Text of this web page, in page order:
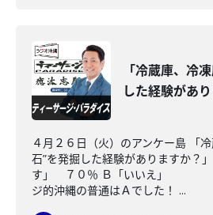
「冷蔵庫、冷
した経験があり
４月２６日（火）のアンケー島 「
石”を発掘した経験がありますか？
す」 ７０％ Ｂ「いいえ」
ジ的沖縄の普通はＡでした！ ...